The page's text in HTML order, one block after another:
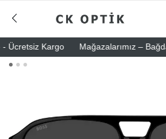
Kargo Mağazalarımız –